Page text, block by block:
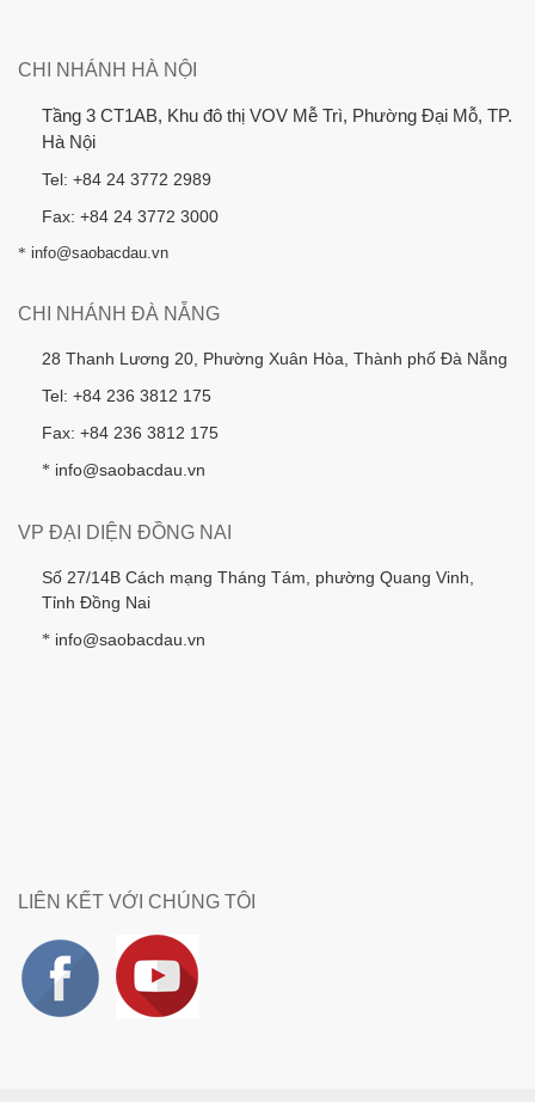
CHI NHÁNH HÀ NỘI
Tầng 3 CT1AB, Khu đô thị VOV Mễ Trì, Phường Đại Mỗ, TP.
Hà Nội
Tel: +84 24 3772 2989
Fax: +84 24 3772 3000
* info@saobacdau.vn
CHI NHÁNH ĐÀ NẴNG
28 Thanh Lương 20, Phường Xuân Hòa, Thành phố Đà Nẵng
Tel: +84 236 3812 175
Fax: +84 236 3812 175
* info@saobacdau.vn
VP ĐẠI DIỆN ĐỒNG NAI
Số 27/14B Cách mạng Tháng Tám, phường Quang Vinh,
Tỉnh Đồng Nai
* info@saobacdau.vn
LIÊN KẾT VỚI CHÚNG TÔI